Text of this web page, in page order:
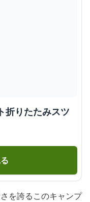
折りたたみスツ
を誇るこのキャンプ